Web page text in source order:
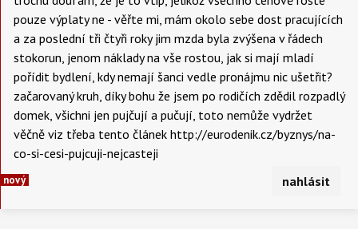
pouze výplaty ne - věřte mi, mám okolo sebe dost pracujících
a za poslední tři čtyři roky jim mzda byla zvýšena v řádech
stokorun, jenom náklady na vše rostou, jak si mají mladí
pořídit bydlení, kdy nemají šanci vedle pronájmu nic ušetřit?
začarovaný kruh, díky bohu že jsem po rodičích zdědil rozpadlý
domek, všichni jen pujčují a pučují, toto nemůže vydržet
věčně viz třeba tento článek http://eurodenik.cz/byznys/na-
co-si-cesi-pujcuji-nejcasteji
nový nahlásit